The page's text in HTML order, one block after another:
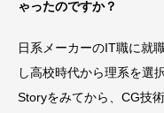
ゃったのですか？
日系メーカーのIT職に就
し高校時代から理系を選
Storyをみてから、CG技